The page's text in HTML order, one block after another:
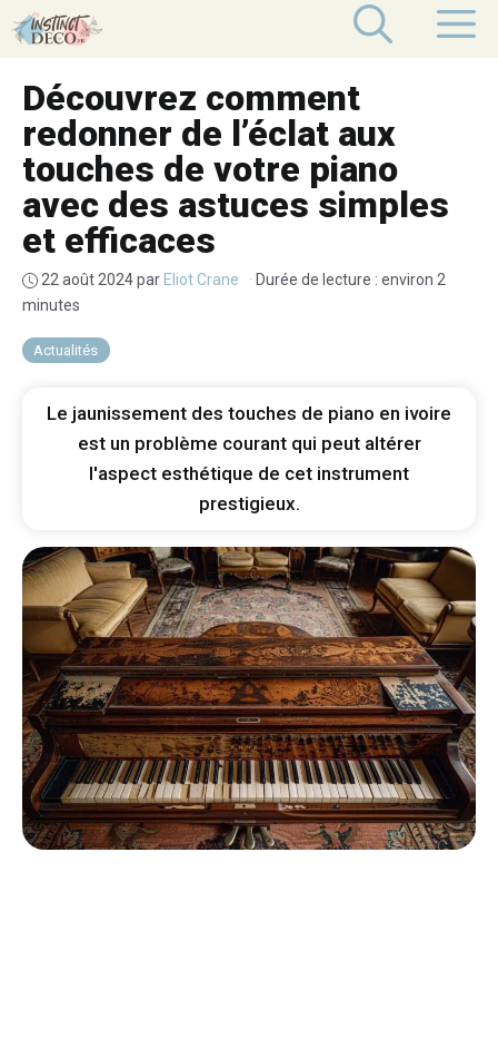
Aller
au
Actualités
Découvrez comment
redonner de l’éclat aux
touches de votre piano
avec des astuces simples
et efficaces
22 août 2024par Eliot Crane · Durée de lecture : environ 2
minutes
Le jaunissement des touches de piano en ivoire
est un problème courant qui peut altérer
l'aspect esthétique de cet instrument
prestigieux.